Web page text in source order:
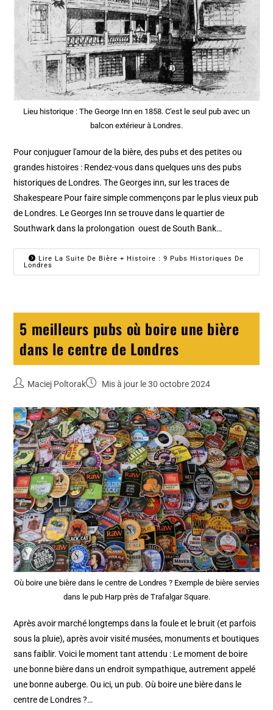
Lieu historique : The George Inn en 1858. C'est le seul pub avec un
balcon extérieur à Londres.
Pour conjuguer l'amour de la bière, des pubs et des petites ou
grandes histoires : Rendez-vous dans quelques uns des pubs
historiques de Londres. The Georges inn, sur les traces de
Shakespeare Pour faire simple commençons par le plus vieux pub
de Londres. Le Georges Inn se trouve dans le quartier de
Southwark dans la prolongation ouest de South Bank…
Lire La Suite De Bière + Histoire : 9 Pubs Historiques De
Londres
5 meilleurs pubs où boire une bière
dans le centre de Londres
Maciej Poltorak Mis à jour le 30 octobre 2024
Où boire une bière dans le centre de Londres ? Exemple de bière servies
dans le pub Harp près de Trafalgar Square.
Après avoir marché longtemps dans la foule et le bruit (et parfois
sous la pluie), après avoir visité musées, monuments et boutiques
sans faiblir. Voici le moment tant attendu : Le moment de boire
une bonne bière dans un endroit sympathique, autrement appelé
une bonne auberge. Ou ici, un pub. Où boire une bière dans le
centre de Londres ?…